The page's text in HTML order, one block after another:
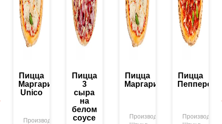
Пицца
Маргарита
Unico
Производитель:
М-
Пицца
3
сыра
на
белом
соусе
Пицца
Маргарита
Производитель:
М-ФУД
Пицца
Пепперони